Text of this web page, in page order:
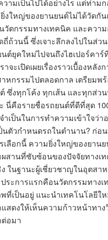
มเป็นไปได้อย่างไร แต่ท่าม
ใหญ่ของยานยนต์ไม่ได้วัดกัน
ตกรรมทางเทคนิค และควา
ถ้วนนี้ ซึ่งเจาะลึกลงไปในส่ว
นต์ยุคใหม่ไปจนถึงไฮเปอร์ค
จะเปิดเผยเรื่องราวเบื้องหลั
หกรรมไปตลอดกาล เตรียมพ
งทุกโค้ง ทุกเส้น และทุกส่วน
นี่คือรายชื่อรถยนต์ที่ดีที่สุด
เป็นในการทำความเข้าใจว่า
ตัวกำหนดรถในตำนาน? ก่อ
ลือกนี้ ความยิ่งใหญ่ของยาน
สานที่ซับซ้อนของปัจจัยทางเ
ในฐานะผู้เชี่ยวชาญในอุตสา
ะการแรกคือนวัตกรรมทางเ
ที่เป็นอยู่ แนะนำเทคโนโลยีใ
สดงให้เห็นความก้าวหน้าทาง
อมา